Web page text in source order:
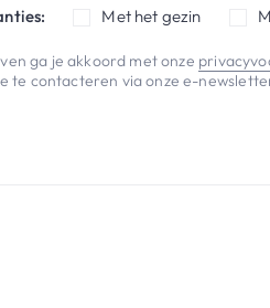
Met het gezin
ga je akkoord met onze
te contacteren via onze e-